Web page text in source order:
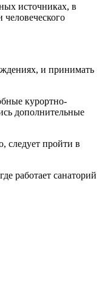
источниках, в
и принимать
курортно-
дополнительные
следует пройти в
работает санаторий